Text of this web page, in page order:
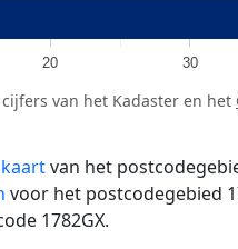
20 30
van het Kadaster en het
kaartvan het
voor het postcodegebied
1782GX.